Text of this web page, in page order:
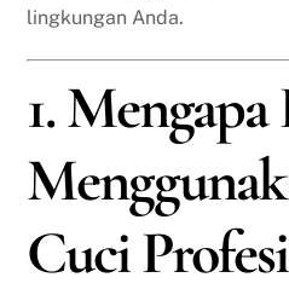
lingkungan Anda.
1.
Cuci